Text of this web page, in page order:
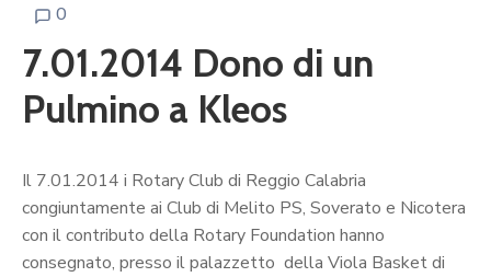
0
7.01.2014 Dono di un
Pulmino a Kleos
Il 7.01.2014 i Rotary Club di Reggio Calabria
congiuntamente ai Club di Melito PS, Soverato e Nicotera
con il contributo della Rotary Foundation hanno
consegnato, presso il palazzetto della Viola Basket di